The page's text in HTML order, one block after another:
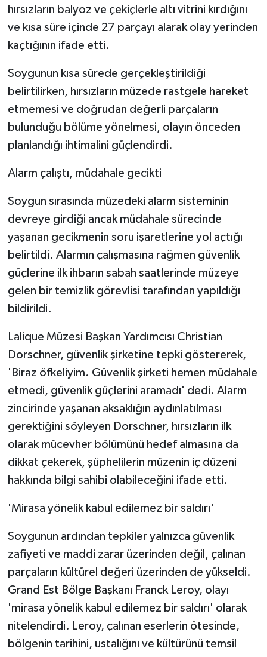
hırsızların balyoz ve çekiçlerle altı vitrini kırdığını
ve kısa süre içinde 27 parçayı alarak olay yerinden
kaçtığının ifade etti.
Soygunun kısa sürede gerçekleştirildiği
belirtilirken, hırsızların müzede rastgele hareket
etmemesi ve doğrudan değerli parçaların
bulunduğu bölüme yönelmesi, olayın önceden
planlandığı ihtimalini güçlendirdi.
Alarm çalıştı, müdahale gecikti
Soygun sırasında müzedeki alarm sisteminin
devreye girdiği ancak müdahale sürecinde
yaşanan gecikmenin soru işaretlerine yol açtığı
belirtildi. Alarmın çalışmasına rağmen güvenlik
güçlerine ilk ihbarın sabah saatlerinde müzeye
gelen bir temizlik görevlisi tarafından yapıldığı
bildirildi.
Lalique Müzesi Başkan Yardımcısı Christian
Dorschner, güvenlik şirketine tepki göstererek,
'Biraz öfkeliyim. Güvenlik şirketi hemen müdahale
etmedi, güvenlik güçlerini aramadı' dedi. Alarm
zincirinde yaşanan aksaklığın aydınlatılması
gerektiğini söyleyen Dorschner, hırsızların ilk
olarak mücevher bölümünü hedef almasına da
dikkat çekerek, şüphelilerin müzenin iç düzeni
hakkında bilgi sahibi olabileceğini ifade etti.
'Mirasa yönelik kabul edilemez bir saldırı'
Soygunun ardından tepkiler yalnızca güvenlik
zafiyeti ve maddi zarar üzerinden değil, çalınan
parçaların kültürel değeri üzerinden de yükseldi.
Grand Est Bölge Başkanı Franck Leroy, olayı
'mirasa yönelik kabul edilemez bir saldırı' olarak
nitelendirdi. Leroy, çalınan eserlerin ötesinde,
bölgenin tarihini, ustalığını ve kültürünü temsil
SİYASET
SPOR HABERLERİ
TEKNOLOJİ
ÜLKE GÜNDEMİ
Yerel Haberler